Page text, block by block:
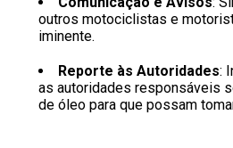
outros motociclistas e
iminente.
Reporte às Autoridades:
as autoridades responsáveis
de óleo para que possam